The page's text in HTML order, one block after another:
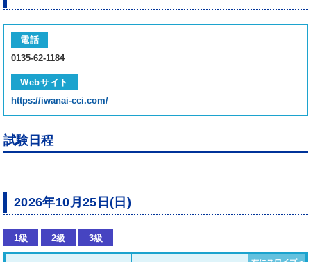
電話
0135-62-1184
Webサイト
https://iwanai-cci.com/
試験日程
2026年10月25日(日)
1級 2級 3級